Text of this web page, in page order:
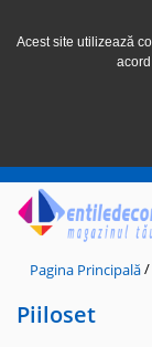
Acest site utilizează
Pagina Principală/
Piiloset